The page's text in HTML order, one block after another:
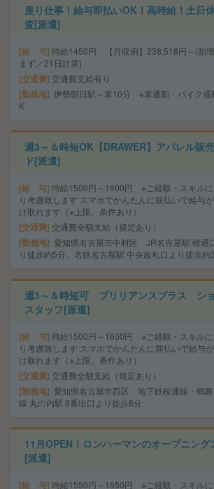
座り仕事！給与即払いOK！高時給！土日
査[派遣]
給 与 時給1450円 【月収例】238,518円～(割
まず／21日計算)
交通費 交通費支給有り
勤務地 伊勢朝日駅～車10分 ※車通勤・バイク通
K
週3～＆時短OK【DRAWER】アパレル販
ド[派遣]
給 与 時給1500円～1600円 ※ご経験・スキルに
り考慮致します スマホでかんたんに前払いで給与
け取れます（※上限、条件あり）
交通費 交通費全額支給（規定あり）
勤務地 愛知県名古屋市中村区 JR名古屋駅 桜通
り徒歩約5分、名鉄名古屋駅 中央改札口より徒歩約
週3～＆時短可 ブリリアンスプラス シ
スタッフ[派遣]
給 与 時給1500円～1600円 ※ご経験・スキルに
り考慮致します スマホでかんたんに前払いで給与
け取れます（※上限、条件あり）
交通費 交通費全額支給（規定あり）
勤務地 愛知県名古屋市西区 地下鉄桜通線・鶴舞
線 丸の内駅 8番出口より徒歩8分
11月OPEN！ロンハーマンのオープニン
[派遣]
給 与 時給1550円～1650円 ※ご経験・スキルに